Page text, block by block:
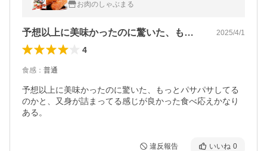
お肉のしゃぶまる
予想以上に美味かったのに驚いた、もっと… 2025/4/1
4
食感 ： 普通
予想以上に美味かったのに驚いた、もっとパサパサしてる
のかと、又身が詰まってる感じが良かった食べ応えかなり
ある。
違反報告 いいね 0